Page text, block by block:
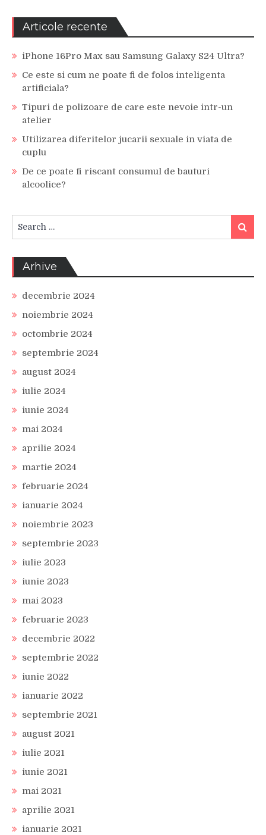
Articole recente
iPhone 16Pro Max sau Samsung Galaxy S24 Ultra?
Ce este si cum ne poate fi de folos inteligenta
artificiala?
Tipuri de polizoare de care este nevoie intr-un
atelier
Utilizarea diferitelor jucarii sexuale in viata de
cuplu
De ce poate fi riscant consumul de bauturi
alcoolice?
for:
Search
Arhive
decembrie 2024
noiembrie 2024
octombrie 2024
septembrie 2024
august 2024
iulie 2024
iunie 2024
mai 2024
aprilie 2024
martie 2024
februarie 2024
ianuarie 2024
noiembrie 2023
septembrie 2023
iulie 2023
iunie 2023
mai 2023
februarie 2023
decembrie 2022
septembrie 2022
iunie 2022
ianuarie 2022
septembrie 2021
august 2021
iulie 2021
iunie 2021
mai 2021
aprilie 2021
ianuarie 2021